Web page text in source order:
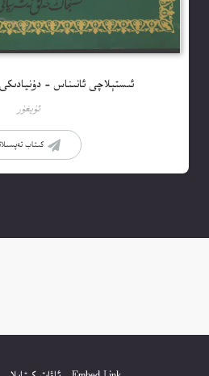
ئىستېلاچى ئانىناس –
ئۇيغۇر
كىتاب